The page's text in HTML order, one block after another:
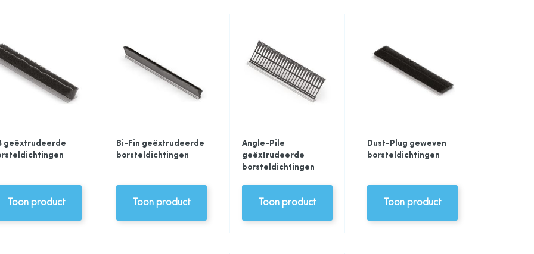
geëxtrudeerde
Toon product
Bi-Fin geëxtrudeerde
borsteldichtingen
Toon product
Angle-Pile
geëxtrudeerde
borsteldichtingen
Toon product
Dust-Plug geweven
borsteldichtingen
Toon product